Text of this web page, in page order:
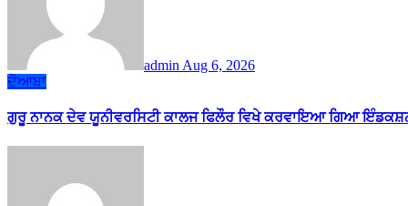
admin Aug 6, 2026
ਦੋਆਬਾ
ਗੁਰੂ ਨਾਨਕ ਦੇਵ ਯੂਨੀਵਰਸਿਟੀ ਕਾਲਜ ਫਿਲੌਰ ਵਿਖੇ ਕਰਵਾਇਆ ਗਿਆ